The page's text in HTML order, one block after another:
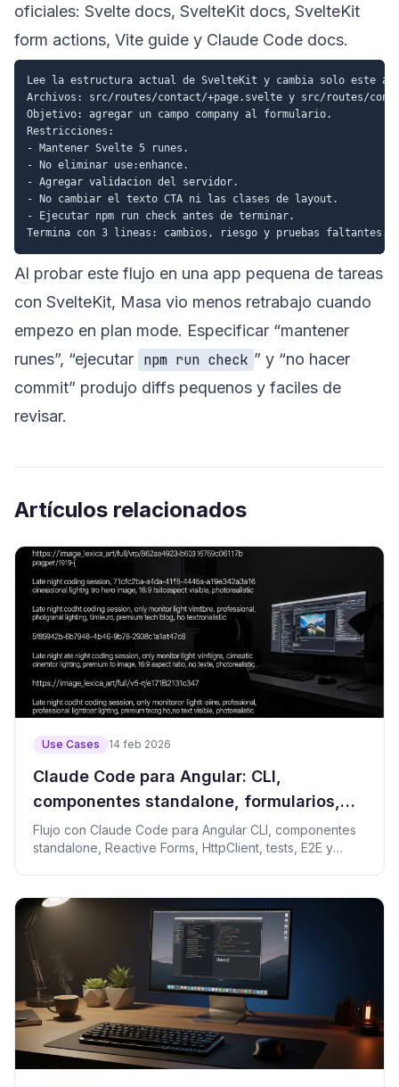
oficiales: Svelte docs, SvelteKit docs, SvelteKit
form actions, Vite guide y Claude Code docs.
Lee la estructura actual de SvelteKit y cambia solo este
Archivos: src/routes/contact/+page.svelte y src/routes/
Objetivo: agregar un campo company al formulario.
Restricciones:
- Mantener Svelte 5 runes.
- No eliminar use:enhance.
- Agregar validacion del servidor.
- No cambiar el texto CTA ni las clases de layout.
- Ejecutar npm run check antes de terminar.
Al probar este flujo en una app pequena de tareas
con SvelteKit, Masa vio menos retrabajo cuando
empezo en plan mode. Especificar “mantener
runes”, “ejecutar npm run check ” y “no hacer
commit” produjo diffs pequenos y faciles de
revisar.
Artículos relacionados
Use Cases 14 feb 2026
Claude Code para Angular: CLI,
componentes standalone, formularios,
HTTP y pruebas
Flujo con Claude Code para Angular CLI, componentes
standalone, Reactive Forms, HttpClient, tests, E2E y